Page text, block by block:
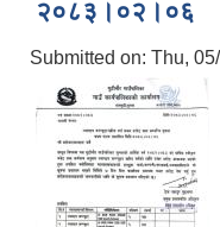
२०८३।०२।०६
Submitted on: Thu,